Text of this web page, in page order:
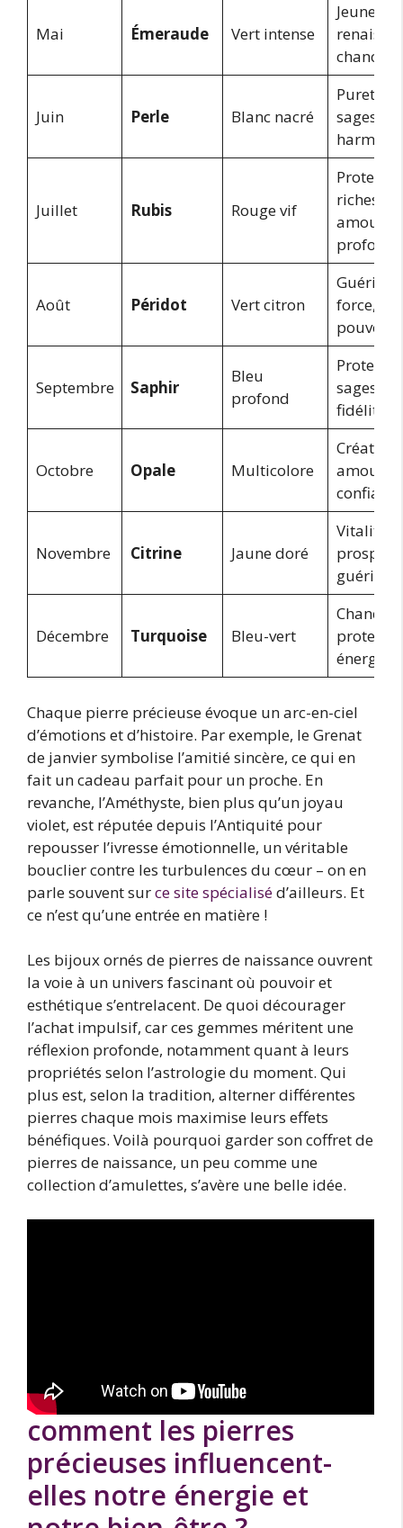
Mai Émeraude Vert intense
Jeunesse,
chance
Juin Perle Blanc nacré
Pureté,
sagesse,
Juillet Rubis Rouge vif
richesse,
amour
profond
Août Péridot Vert citron
force,
pouvoir
Septembre Saphir
Bleu
profond
sagesse,
fidélité
Octobre Opale Multicolore
amour,
confiance
Novembre Citrine Jaune doré
Vitalité,
guérison
Décembre Turquoise Bleu-vert
Chance,
énergie
Chaque pierre précieuse évoque un arc-en-ciel
d’émotions et d’histoire. Par exemple, le Grenat
de janvier symbolise l’amitié sincère, ce qui en
fait un cadeau parfait pour un proche. En
revanche, l’Améthyste, bien plus qu’un joyau
violet, est réputée depuis l’Antiquité pour
repousser l’ivresse émotionnelle, un véritable
bouclier contre les turbulences du cœur – on en
parle souvent surce site spécialiséd’ailleurs. Et
ce n’est qu’une entrée en matière !
Les bijoux ornés de pierres de naissance ouvrent
la voie à un univers fascinant où pouvoir et
esthétique s’entrelacent. De quoi décourager
l’achat impulsif, car ces gemmes méritent une
réflexion profonde, notamment quant à leurs
propriétés selon l’astrologie du moment. Qui
plus est, selon la tradition, alterner différentes
pierres chaque mois maximise leurs effets
bénéfiques. Voilà pourquoi garder son coffret de
pierres de naissance, un peu comme une
collection d’amulettes, s’avère une belle idée.
comment les pierres
précieuses influencent-
elles notre énergie et